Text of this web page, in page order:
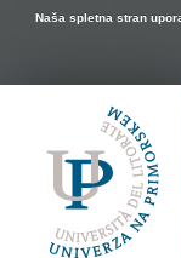
Naša spletna stran